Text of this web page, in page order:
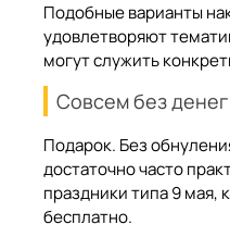
Подобные варианты
удовлетворяют
могут служить
Совсем без денег
Подарок. Без
достаточно часто
праздники типа 9 мая,
бесплатно.